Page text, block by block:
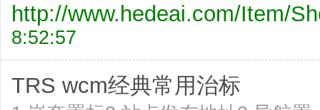
http://www.hedeai.com/Item/
8:52:57
TRS wcm经典常用治标